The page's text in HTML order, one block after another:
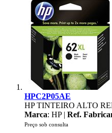
HPC2P05AE
HP TINTEIRO ALTO
Marca: HP | Ref.
Preço sob consulta